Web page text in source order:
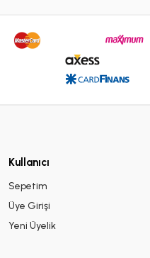
Kullanıcı
Sepetim
Üye Girişi
Yeni Üyelik